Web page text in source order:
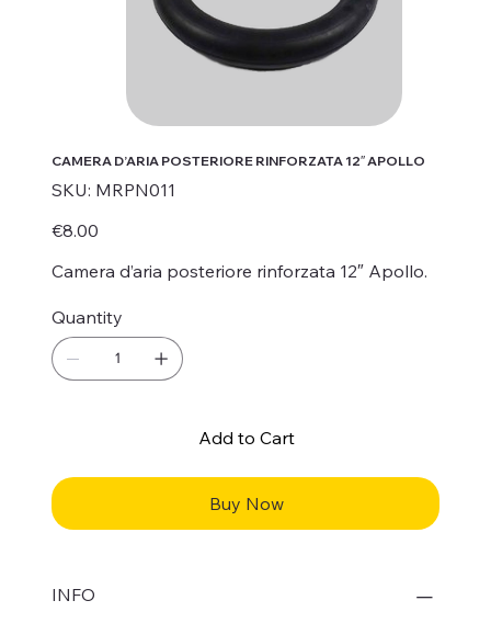
CAMERA D’ARIA POSTERIORE RINFORZATA 12″ APOLLO
SKU: SKU
MRPN011
MRPN011
Price
€8.00
Camera d’aria posteriore rinforzata 12″ Apollo.
Quantity
Add to Cart
Buy Now
INFO